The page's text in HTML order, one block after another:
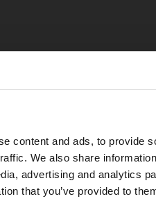
content and ads, to provide
We also share
advertising and analytics
that you’ve provided to